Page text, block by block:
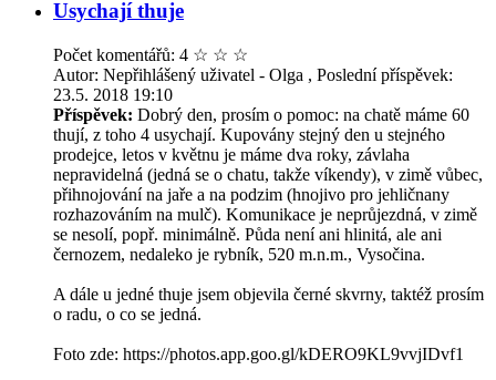
Usychají thuje
Počet komentářů: 4 ☆ ☆ ☆
Autor: Nepřihlášený uživatel - Olga , Poslední příspěvek:
23.5. 2018 19:10
Příspěvek: Dobrý den, prosím o pomoc: na chatě máme 60
thují, z toho 4 usychají. Kupovány stejný den u stejného
prodejce, letos v květnu je máme dva roky, závlaha
nepravidelná (jedná se o chatu, takže víkendy), v zimě vůbec,
přihnojování na jaře a na podzim (hnojivo pro jehličnany
rozhazováním na mulč). Komunikace je neprůjezdná, v zimě
se nesolí, popř. minimálně. Půda není ani hlinitá, ale ani
černozem, nedaleko je rybník, 520 m.n.m., Vysočina.
A dále u jedné thuje jsem objevila černé skvrny, taktéž prosím
o radu, o co se jedná.
Foto zde: https://photos.app.goo.gl/kDERO9KL9vvjIDvf1